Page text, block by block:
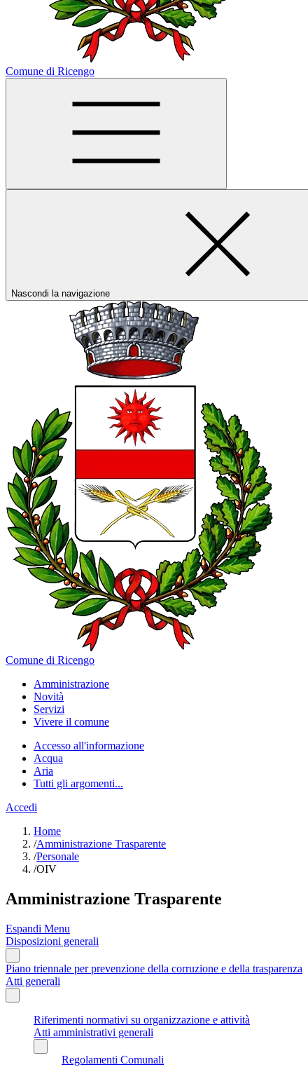
Comune di Ricengo
Nascondi la navigazione
Comune di Ricengo
Amministrazione
Novità
Servizi
Vivere il comune
Accesso all'informazione
Acqua
Aria
Tutti gli argomenti...
Accedi
Home
/Amministrazione Trasparente
/Personale
/OIV
Amministrazione Trasparente
Espandi Menu
Disposizioni generali
Piano triennale per prevenzione della corruzione e della trasparenza
Atti generali
Riferimenti normativi su organizzazione e attività
Atti amministrativi generali
Regolamenti Comunali